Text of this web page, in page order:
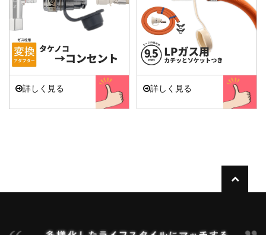
詳しく見る 詳しく見る